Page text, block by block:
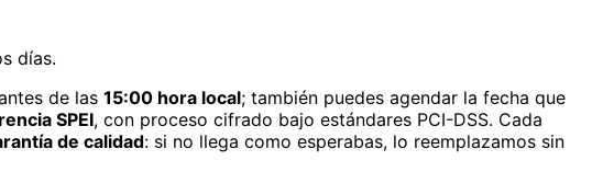
días.
de las 15:00 hora local; también puedes agendar la fecha que
SPEI, con proceso cifrado bajo estándares PCI-DSS. Cada
de calidad: si no llega como esperabas, lo reemplazamos sin